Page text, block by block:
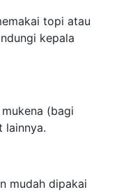
topi atau
kepala
(bagi
lainnya.
mudah dipakai